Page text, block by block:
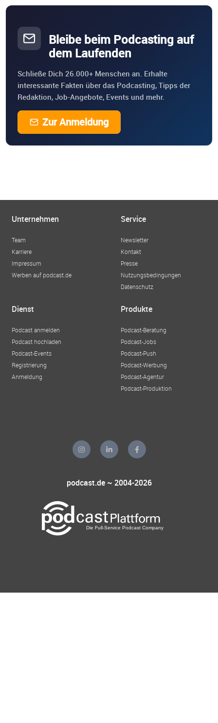
Bleibe beim Podcasting auf
dem Laufenden
Schließe Dich 26.000+ Menschen an. Erhalte
interessante Fakten über das Podcasting, Tipps der
Redaktion, Job-Angebote, Events und mehr.
Zur Anmeldung
Unternehmen
Team
Karriere
Impressum
Werben auf podcast.de
Service
Newsletter
Kontakt
Presse
Nutzungsbedingungen
Datenschutz
Dienst
Podcast anmelden
Podcast hochladen
Podcast-Events
Registrierung
Anmeldung
Produkte
Podcast-Beratung
Podcast-Jobs
Podcast-Push
Podcast-Werbung
Podcast-Agentur
Podcast-Produktion
podcast.de ~ 2004-2026